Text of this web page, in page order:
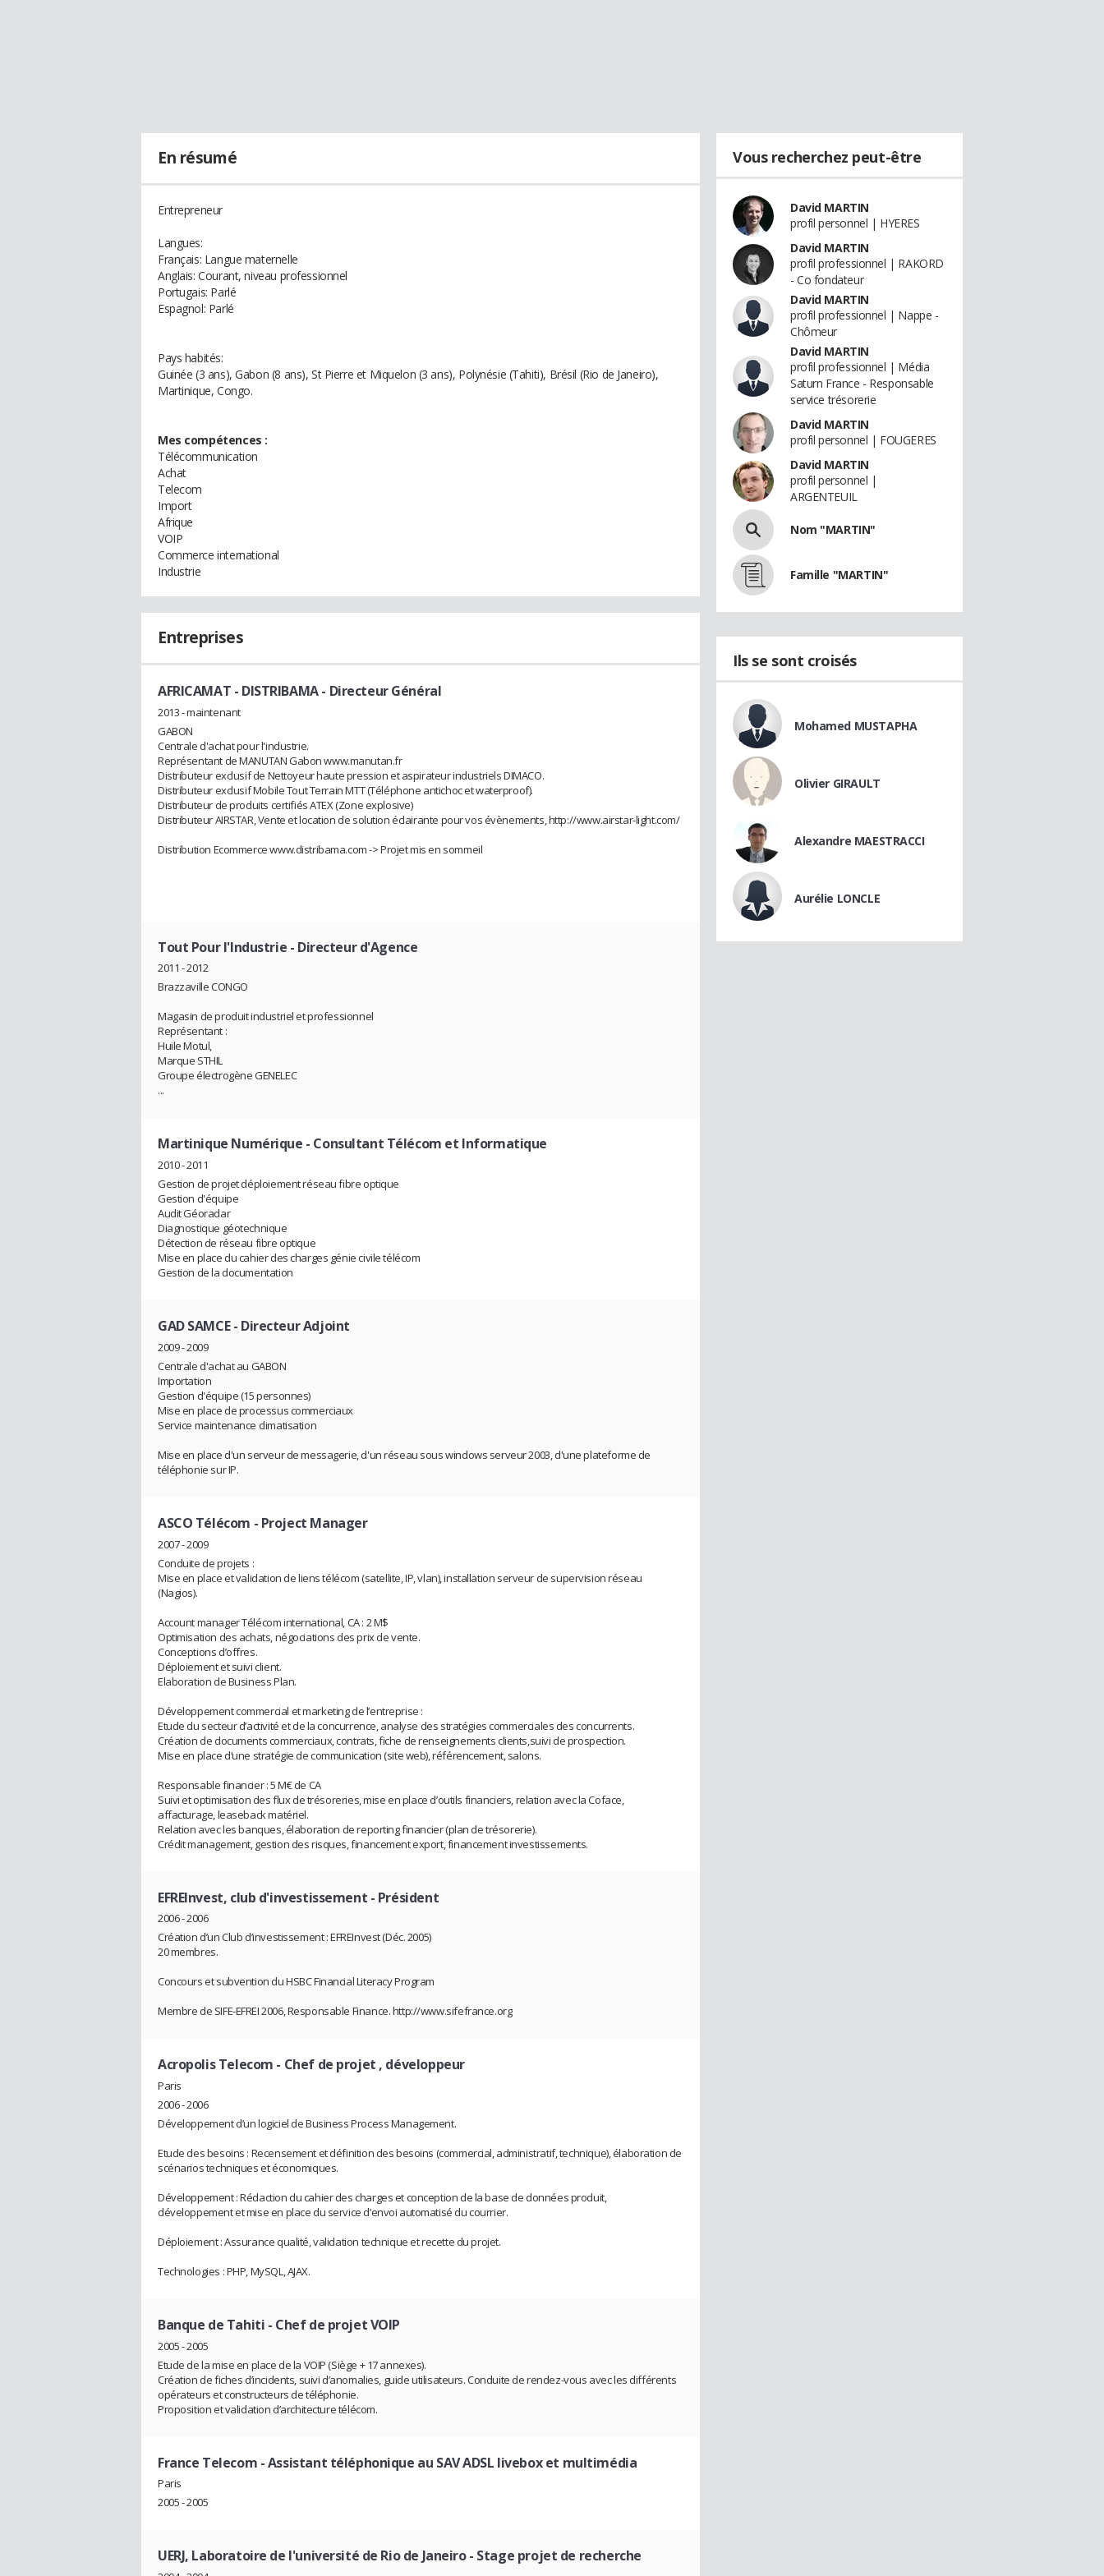
En résumé
Entrepreneur
Langues:
Français: Langue maternelle
Anglais: Courant, niveau professionnel
Portugais: Parlé
Espagnol: Parlé
Pays habités:
Guinée (3 ans), Gabon (8 ans), St Pierre et Miquelon (3 ans), Polynésie (Tahiti), Brésil (Rio de Janeiro),
Martinique, Congo.
Mes compétences :
Télécommunication
Achat
Telecom
Import
Afrique
VOIP
Commerce international
Industrie
Entreprises
AFRICAMAT - DISTRIBAMA- Directeur Général
2013 - maintenant
GABON
Centrale d'achat pour l'industrie.
Représentant de MANUTAN Gabon www.manutan.fr
Distributeur exclusif de Nettoyeur haute pression et aspirateur industriels DIMACO.
Distributeur exclusif Mobile Tout Terrain MTT (Téléphone antichoc et waterproof).
Distributeur de produits certifiés ATEX (Zone explosive)
Distributeur AIRSTAR, Vente et location de solution éclairante pour vos évènements, http://www.airstar-light.com/
Distribution Ecommerce www.distribama.com -> Projet mis en sommeil
Tout Pour l'Industrie - Directeur d'Agence
2011 - 2012
Brazzaville CONGO
Magasin de produit industriel et professionnel
Représentant :
Huile Motul,
Marque STHIL
Groupe électrogène GENELEC
...
Martinique Numérique - Consultant Télécom et Informatique
2010 - 2011
Gestion de projet déploiement réseau fibre optique
Gestion d'équipe
Audit Géoradar
Diagnostique géotechnique
Détection de réseau fibre optique
Mise en place du cahier des charges génie civile télécom
Gestion de la documentation
GAD SAMCE- Directeur Adjoint
2009 - 2009
Centrale d'achat au GABON
Importation
Gestion d'équipe (15 personnes)
Mise en place de processus commerciaux
Service maintenance climatisation
Mise en place d'un serveur de messagerie, d'un réseau sous windows serveur 2003, d'une plateforme de
téléphonie sur IP.
ASCO Télécom - Project Manager
2007 - 2009
Conduite de projets :
Mise en place et validation de liens télécom (satellite, IP, vlan), installation serveur de supervision réseau
(Nagios).
Account manager Télécom international, CA : 2 M$
Optimisation des achats, négociations des prix de vente.
Conceptions d’offres.
Déploiement et suivi client.
Elaboration de Business Plan.
Développement commercial et marketing de l’entreprise :
Etude du secteur d’activité et de la concurrence, analyse des stratégies commerciales des concurrents.
Création de documents commerciaux, contrats, fiche de renseignements clients,suivi de prospection.
Mise en place d’une stratégie de communication (site web), référencement, salons.
Responsable financier : 5 M€ de CA
Suivi et optimisation des flux de trésoreries, mise en place d’outils financiers, relation avec la Coface,
affacturage, leaseback matériel.
Relation avec les banques, élaboration de reporting financier (plan de trésorerie).
Crédit management, gestion des risques, financement export, financement investissements.
EFREInvest, club d'investissement - Président
2006 - 2006
Création d’un Club d’investissement : EFREInvest (Déc. 2005)
20 membres.
Concours et subvention du HSBC Financial Literacy Program
Membre de SIFE-EFREI 2006, Responsable Finance. http://www.sifefrance.org
Acropolis Telecom - Chef de projet , développeur
Paris
2006 - 2006
Développement d’un logiciel de Business Process Management.
Etude des besoins : Recensement et définition des besoins (commercial, administratif, technique), élaboration de
scénarios techniques et économiques.
Développement : Rédaction du cahier des charges et conception de la base de données produit,
développement et mise en place du service d’envoi automatisé du courrier.
Déploiement : Assurance qualité, validation technique et recette du projet.
Technologies : PHP, MySQL, AJAX.
Banque de Tahiti - Chef de projet VOIP
2005 - 2005
Etude de la mise en place de la VOIP (Siège + 17 annexes).
Création de fiches d’incidents, suivi d’anomalies, guide utilisateurs. Conduite de rendez-vous avec les différents
opérateurs et constructeurs de téléphonie.
Proposition et validation d’architecture télécom.
France Telecom - Assistant téléphonique au SAV ADSL livebox et multimédia
Paris
2005 - 2005
UERJ, Laboratoire de l'université de Rio de Janeiro- Stage projet de recherche
Vous recherchez peut-être
David MARTIN
profil personnel | HYERES
David MARTIN
profil professionnel | RAKORD
- Co fondateur
David MARTIN
profil professionnel | Nappe -
Chômeur
David MARTIN
profil professionnel | Média
Saturn France - Responsable
service trésorerie
David MARTIN
profil personnel | FOUGERES
David MARTIN
profil personnel |
ARGENTEUIL
Nom "MARTIN"
Famille "MARTIN"
Ils se sont croisés
Mohamed MUSTAPHA
Olivier GIRAULT
Alexandre MAESTRACCI
Aurélie LONCLE